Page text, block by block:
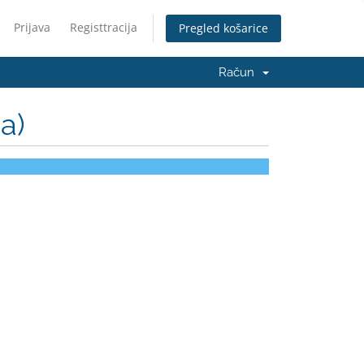
Prijava Registtracija Pregled košarice
Račun